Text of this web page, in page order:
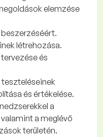
elemzése
létrehozása.
és
és értékelése.
a
a meglévő
területén.